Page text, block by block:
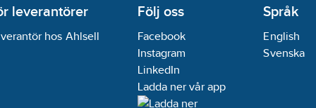
leverantörer
hos Ahlsell
Följ oss
Facebook
Instagram
LinkedIn
Ladda ner vår app
Språk
English
Svenska